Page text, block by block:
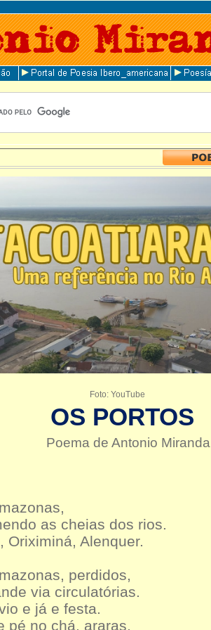
Foto: YouTube
OS PORTOS
Poema de Antonio Miranda
as cheias dos rios.
Oriximiná, Alenquer.
perdidos,
via circulatórias.
e já e festa.
pé no chá, araras,